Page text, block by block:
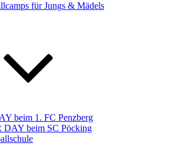
für Jungs & Mädels
beim 1. FC Penzberg
DAY beim SC Pöcking